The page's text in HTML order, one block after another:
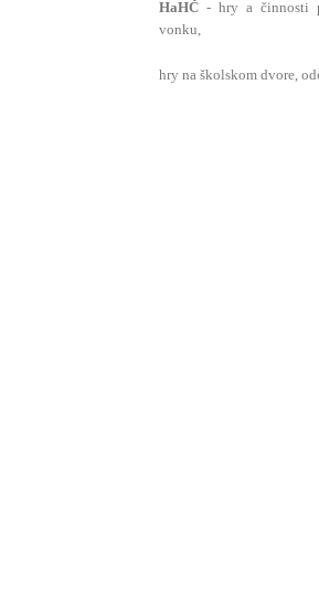
HaHČ - hry a činnosti
vonku,
hry na školskom dvore,